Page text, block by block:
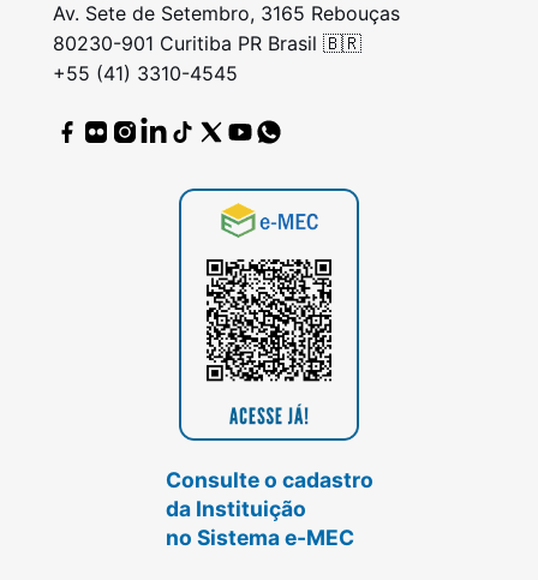
Av. Sete de Setembro, 3165 Rebouças
80230-901 Curitiba PR Brasil 🇧🇷
+55 (41) 3310-4545
Consulte o cadastro
da Instituição
no Sistema e-MEC